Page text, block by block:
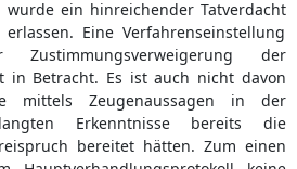
wurde ein hinreichender Tatverdacht
Eine Verfahrenseinstellung
der
in Betracht. Es ist auch nicht davon
mittels Zeugenaussagen in der
Erkenntnisse bereits die
bereitet hätten. Zum einen